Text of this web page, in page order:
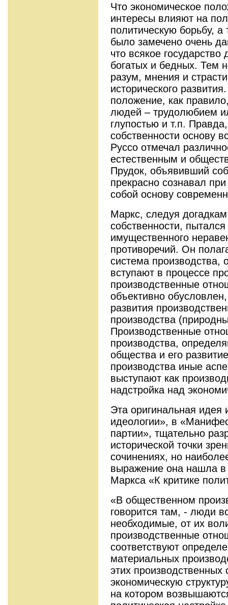
Что экономическое
интересы влияют на
политическую борьбу,
было замечено очень
что всякое
богатых и бедных. Тем
разум, мнения и
исторического
положение, как
людей – трудолюбием
глупостью и т.п.
собственности основу
Руссо отмечал
естественным и
Прудок, объявивший
прекрасно сознавал
собой основу
Маркс, следуя догадкам
собственности,
имущественного
противоречий. Он
система
вступают в процессе
производственные
объективно
развития
производства
Производственные
производства,
общества и его
производства иные
выступают как
надстройка над
Эта оригинальная
идеологии», в
партии», тщательно
исторической точки
сочинениях, но
выражение она нашла в
Маркса «К критике
«В общественном
говорится там, - люди
необходимые, от их
производственные
соответствуют
материальных
этих производственных
экономическую
на котором